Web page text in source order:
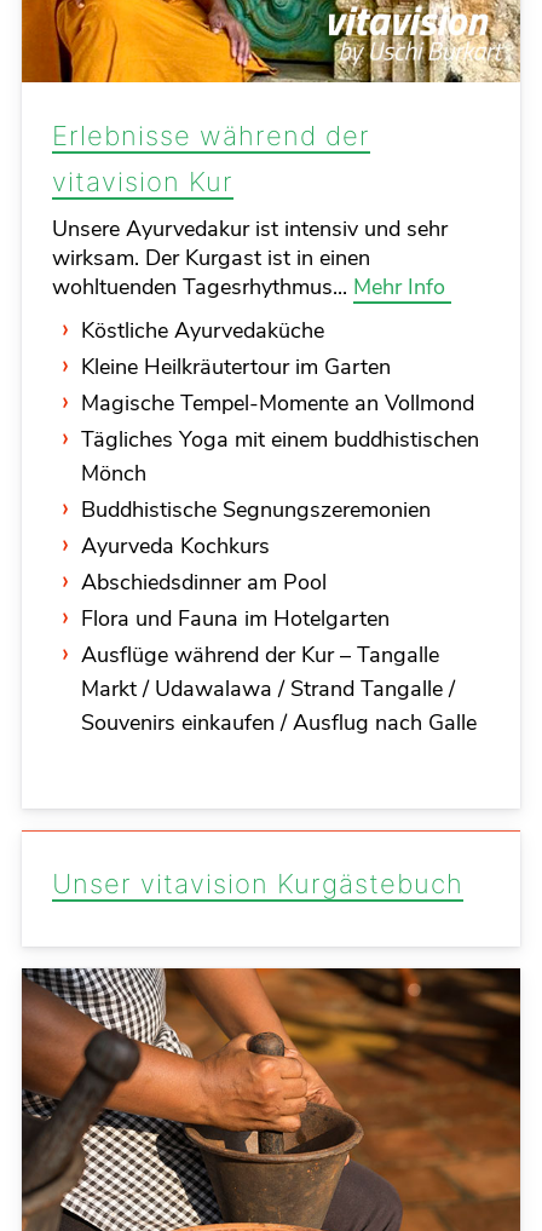
Erlebnisse während der
vitavision Kur
Unsere Ayurvedakur ist intensiv und sehr
wirksam. Der Kurgast ist in einen
wohltuenden Tagesrhythmus... Mehr Info
Köstliche Ayurvedaküche
Kleine Heilkräutertour im Garten
Magische Tempel-Momente an Vollmond
Tägliches Yoga mit einem buddhistischen
Mönch
Buddhistische Segnungszeremonien
Ayurveda Kochkurs
Abschiedsdinner am Pool
Flora und Fauna im Hotelgarten
Ausflüge während der Kur – Tangalle
Markt / Udawalawa / Strand Tangalle /
Souvenirs einkaufen / Ausflug nach Galle
Unser vitavision Kurgästebuch